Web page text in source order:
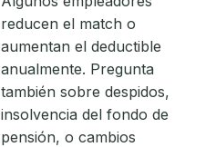
reducen el match o
aumentan el deductible
anualmente. Pregunta
también sobre despidos,
insolvencia del fondo de
pensión, o cambios